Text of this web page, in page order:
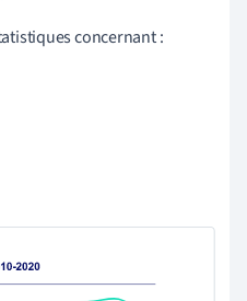
concernant :